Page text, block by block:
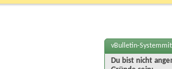
vBulletin-
Du bist nicht